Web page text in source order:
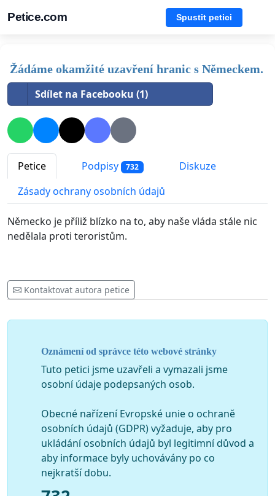
Petice.com Spustit petici
Žádáme okamžité uzavření hranic s Německem.
Sdílet na Facebooku (1)
Petice Podpisy 732
Diskuze
Zásady ochrany osobních údajů
Německo je příliž blízko na to, aby naše vláda stále nic
nedělala proti teroristům.
Kontaktovat autora petice
Oznámení od správce této webové stránky
Tuto petici jsme uzavřeli a vymazali jsme
osobní údaje podepsaných osob.
Obecné nařízení Evropské unie o ochraně
osobních údajů (GDPR) vyžaduje, aby pro
ukládání osobních údajů byl legitimní důvod a
aby informace byly uchovávány po co
nejkratší dobu.